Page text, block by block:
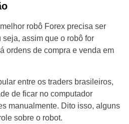
robô Forex precisa ser
seja, assim que o robô for
ordens de compra e venda em
entre os traders brasileiros,
de ficar no computador
manualmente. Dito isso, alguns
sobre o robot.